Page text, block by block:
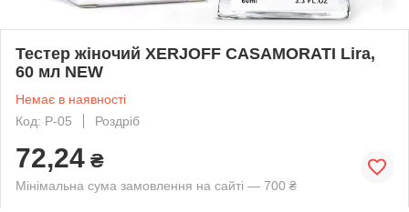
Тестер жіночий XERJOFF CASAMORATI Lira,
60 мл NEW
Немає в наявності
Код: P-05
Роздріб
72,24 ₴
Мінімальна сума замовлення на сайті — 700 ₴